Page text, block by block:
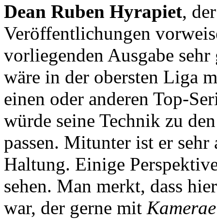
Dean Ruben Hyrapiet,
Veröffentlichungen
vorliegenden Ausgabe
wäre in der obersten Liga
einen oder anderen Top-
würde seine Technik zu
passen. Mitunter ist er
Haltung. Einige
sehen. Man merkt, dass
war, der gerne mit